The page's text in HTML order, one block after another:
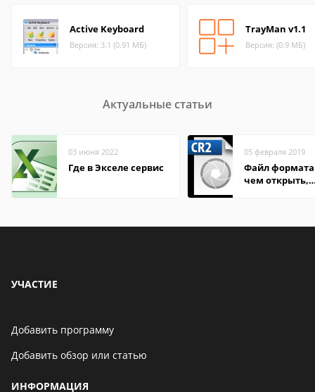
Active Keyboard
Версия: 3.1 (0.91 МБ)
TrayMan v1.1
Версия: (0.9 МБ)
Актуальные статьи
03 июня 2022
Где в Экселе сервис
05 февраля 2019
Файл формата
чем открыть,
УЧАСТИЕ
Добавить программу
Добавить обзор или статью
ИНФОРМАЦИЯ